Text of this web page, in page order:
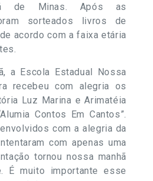
de Minas. Após as
sorteados livros de
acordo com a faixa etária
a Escola Estadual Nossa
recebeu com alegria os
Luz Marina e Arimatéia
Contos Em Cantos”.
com a alegria da
com apenas uma
tornou nossa manhã
É muito importante esse